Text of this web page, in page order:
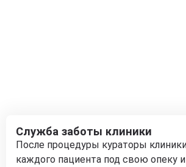
Служба заботы клиники
После процедуры кураторы
каждого пациента под свою опеку